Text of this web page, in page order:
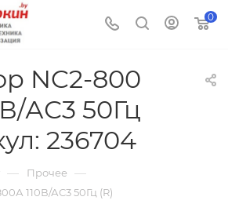
0
NC2-800
АС3 50Гц
236704
— Прочее —
110В/АС3 50Гц (R)